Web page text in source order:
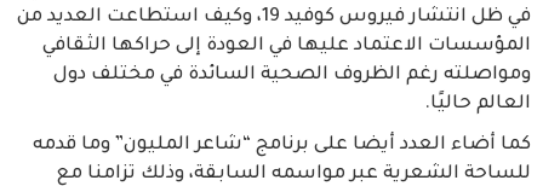
في ظل انتشار فيروس كوفيد 19، وكيف استطاعت العديد من
المؤسسات الاعتماد عليها في العودة إلى حراكها الثقافي
ومواصلته رغم الظروف الصحية السائدة في مختلف دول
العالم حاليًا.
كما أضاء العدد أيضا على برنامج “شاعر المليون” وما قدمه
للساحة الشعرية عبر مواسمه السابقة، وذلك تزامنا مع